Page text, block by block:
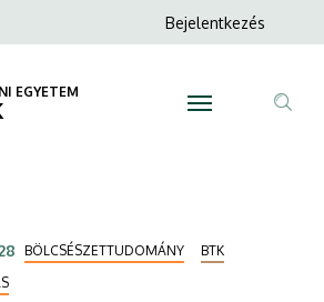
Anonim
menüje
Bejelentkezés
EGYETEM
BÖLCSÉSZETTUDOMÁNY
BTK